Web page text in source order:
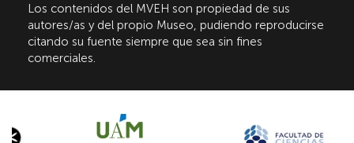
Los contenidos del MVEH son propiedad de sus
autores/as y del propio Museo, pudiendo reproducirse
citando su fuente siempre que sea sin fines
comerciales.